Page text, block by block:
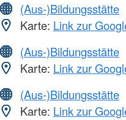
(Aus-)Bildungsstätte
Karte: Link zur
(Aus-)Bildungsstätte
Karte: Link zur
(Aus-)Bildungsstätte
Karte: Link zur